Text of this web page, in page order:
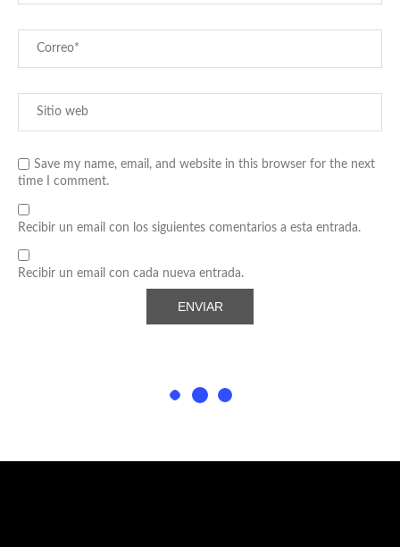
Save my name, email, and website in this browser for the next
time I comment.
Recibir un email con los siguientes comentarios a esta entrada.
Recibir un email con cada nueva entrada.